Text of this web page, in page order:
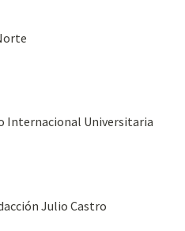
Internacional Universitaria
Julio Castro